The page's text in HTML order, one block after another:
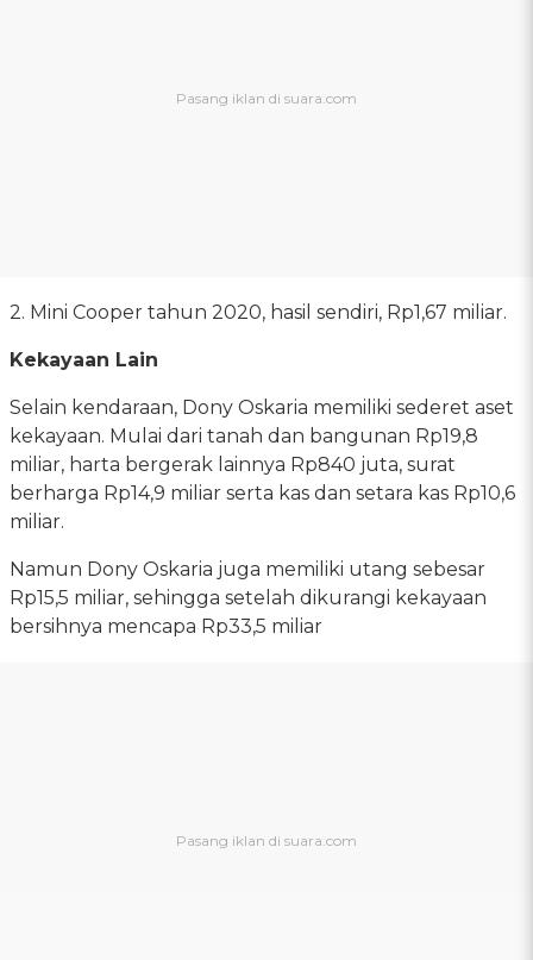
2. Mini Cooper tahun 2020, hasil sendiri, Rp1,67 miliar.
Kekayaan Lain
Selain kendaraan, Dony Oskaria memiliki sederet aset
kekayaan. Mulai dari tanah dan bangunan Rp19,8
miliar, harta bergerak lainnya Rp840 juta, surat
berharga Rp14,9 miliar serta kas dan setara kas Rp10,6
miliar.
Namun Dony Oskaria juga memiliki utang sebesar
Rp15,5 miliar, sehingga setelah dikurangi kekayaan
bersihnya mencapa Rp33,5 miliar